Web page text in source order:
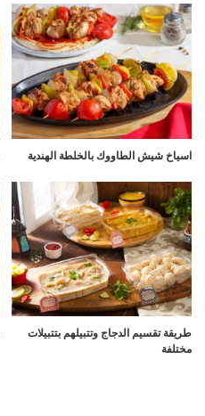
اسياخ شيش الطاووك بالخلطة الهندية
طريقة تقسيم الدجاج وتتبيلهم بتتبيلات
مختلفة